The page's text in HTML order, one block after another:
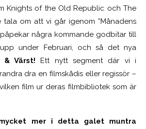
Knights of the Old Republic och The
tala om att vi går igenom ”Månadens
några kommande godbitar till
under Februari, och så det nya
& Värst! Ett nytt segment där vi i
dra en filmskådis eller regissör –
film ur deras filmbibliotek som är
mer i detta galet muntra